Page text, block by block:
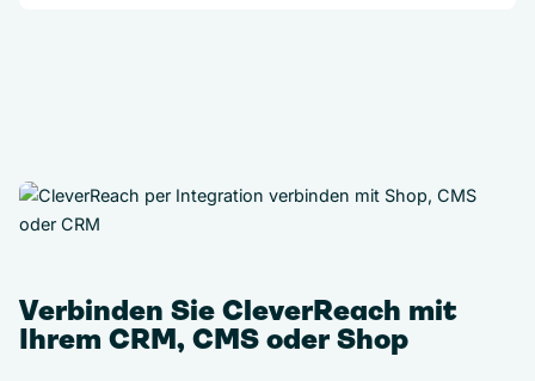
Verbinden Sie CleverReach mit
Ihrem CRM, CMS oder Shop